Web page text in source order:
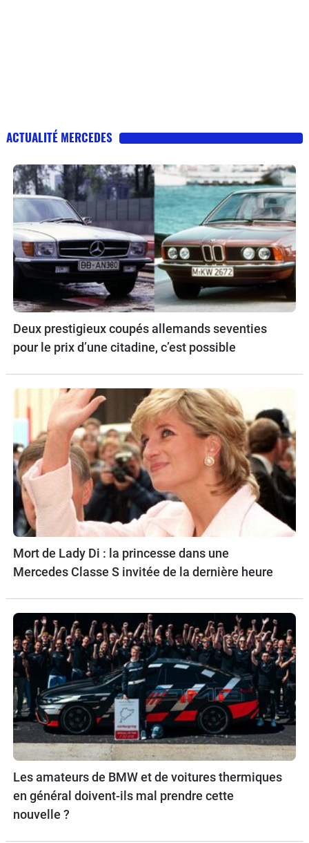
ACTUALITÉ MERCEDES
Deux prestigieux coupés allemands seventies
pour le prix d’une citadine, c’est possible
Mort de Lady Di : la princesse dans une
Mercedes Classe S invitée de la dernière heure
Les amateurs de BMW et de voitures thermiques
en général doivent-ils mal prendre cette
nouvelle ?